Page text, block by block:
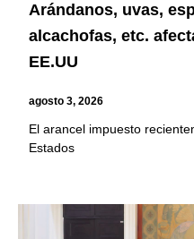
Arándanos, uvas,
alcachofas, etc.
EE.UU
agosto 3, 2026
El arancel impuesto
Estados